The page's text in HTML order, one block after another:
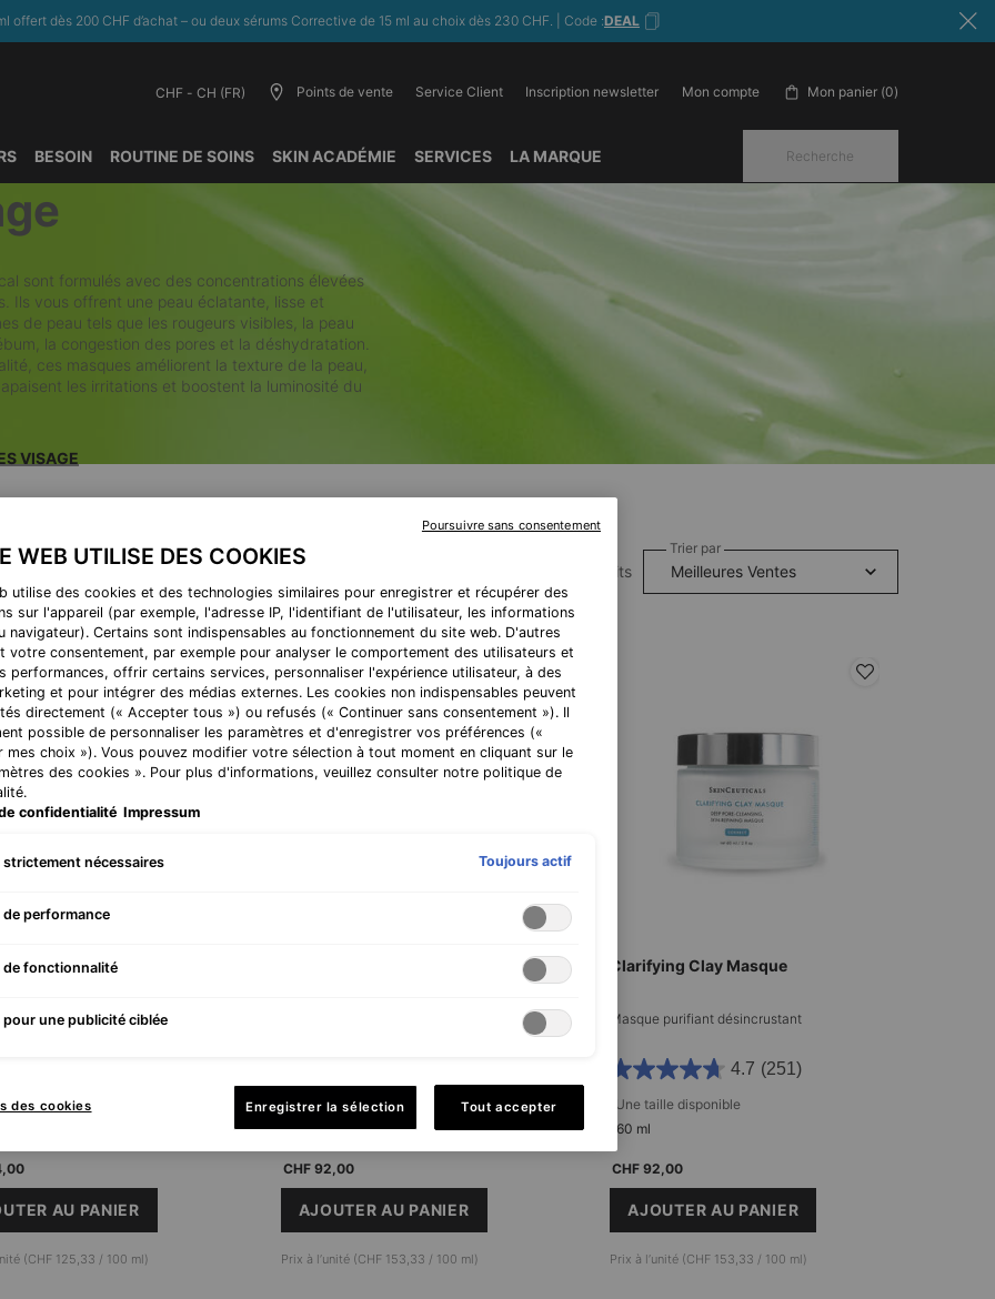
offert dès 200 CHF d’achat – ou deux sérums Corrective de 15 ml au choix dès 230 CHF. | Code :DEAL
CHF - CH (FR) Points de vente Service Client Inscription newsletter Mon compte Mon panier 0
0 produit in cart
BESOIN ROUTINE DE SOINS SKIN ACADÉMIE SERVICES LA MARQUE Recherche
sont formulés avec des concentrations élevées
Ils vous offrent une peau éclatante, lisse et
de peau tels que les rougeurs visibles, la peau
la congestion des pores et la déshydratation.
ces masques améliorent la texture de la peau,
les irritations et boostent la luminosité du
VISAGE
3 produits
Trier par
B5 Masque
hydratation intense
disponible​
AU PANIER
HYDRATING B5 MASQUE
(CHF 125,33 / 100 ml)
Une taille disponible​
60 ml
CHF 92,00
AJOUTER AU PANIER
PHYTO CORRECTIVE MASQUE
Prix à l’unité (CHF 153,33 / 100 ml)
Clarifying Clay Masque
Masque purifiant désincrustant
4.7 (251)
Une taille disponible​
60 ml
CHF 92,00
AJOUTER AU PANIER
CLARIFYING CLAY MASQUE
Prix à l’unité (CHF 153,33 / 100 ml)
WEB UTILISE DES COOKIES
utilise des cookies et des technologies similaires pour enregistrer et récupérer des
sur l'appareil (par exemple, l'adresse IP, l'identifiant de l'utilisateur, les informations
navigateur). Certains sont indispensables au fonctionnement du site web. D'autres
votre consentement, par exemple pour analyser le comportement des utilisateurs et
performances, offrir certains services, personnaliser l'expérience utilisateur, à des
et pour intégrer des médias externes. Les cookies non indispensables peuvent
directement (« Accepter tous ») ou refusés (« Continuer sans consentement »). Il
possible de personnaliser les paramètres et d'enregistrer vos préférences («
mes choix »). Vous pouvez modifier votre sélection à tout moment en cliquant sur le
des cookies ». Pour plus d'informations, veuillez consulter notre politique de
confidentialité Impressum
strictement nécessaires Toujours actif
de performance
de fonctionnalité
pour une publicité ciblée
des cookies Enregistrer la sélection Tout accepter
Poursuivre sans consentement